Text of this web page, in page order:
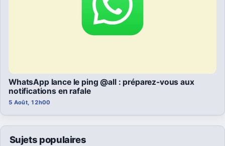
WhatsApp lance le ping @all : préparez-vous aux
notifications en rafale
5 Août, 12h00
Sujets populaires